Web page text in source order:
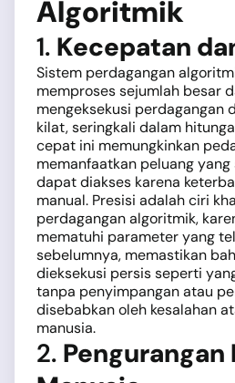
Algoritmik
1. Kecepatan
Sistem perdagangan
memproses sejumlah besar
mengeksekusi perdagangan
kilat, seringkali dalam
cepat ini memungkinkan
memanfaatkan peluang
dapat diakses karena
manual. Presisi adalah ciri
perdagangan algoritmik,
mematuhi parameter yang
sebelumnya, memastikan
dieksekusi persis seperti
tanpa penyimpangan atau
disebabkan oleh kesalahan
manusia.
2. Pengurangan